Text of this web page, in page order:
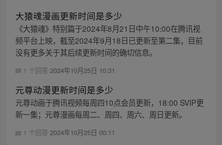
大猿魂漫画更新时间是多少
《大猿魂》特别篇于2024年8月21日中午10:00在腾讯视
频平台上映，截至2024年9月18日已更新至第二集，目前
没有更多关于其后续更新时间的确切信息。
1 个回答 2024年10月25日 10:31
元尊动漫更新时间是多少
元尊动画于腾讯视频每周四10点会员更新，18:00 SVIP更
新一集；元尊漫画每周二、周四、周六、周日更新。
1 个回答 2024年10月25日 00:11